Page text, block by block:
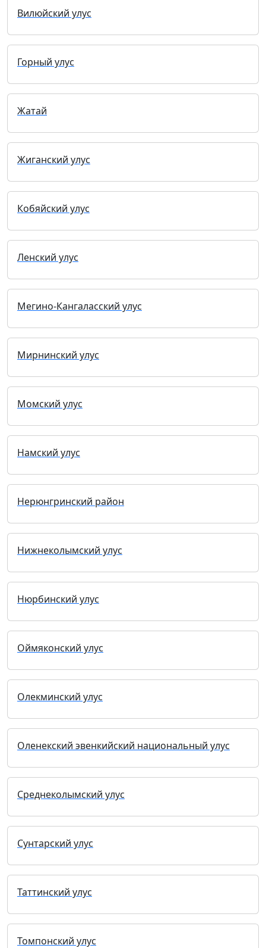
Вилюйский улус
Горный улус
Жатай
Жиганский улус
Кобяйский улус
Ленский улус
Мегино-Кангаласский улус
Мирнинский улус
Момский улус
Намский улус
Нерюнгринский район
Нижнеколымский улус
Нюрбинский улус
Оймяконский улус
Олекминский улус
Оленекский эвенкийский национальный улус
Среднеколымский улус
Сунтарский улус
Таттинский улус
Томпонский улус